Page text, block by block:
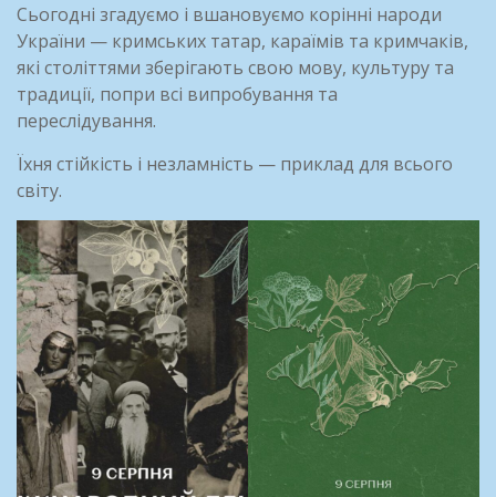
Сьогодні згадуємо і вшановуємо корінні народи
України — кримських татар, караїмів та кримчаків,
які століттями зберігають свою мову, культуру та
традиції, попри всі випробування та
переслідування.
Їхня стійкість і незламність — приклад для всього
світу.